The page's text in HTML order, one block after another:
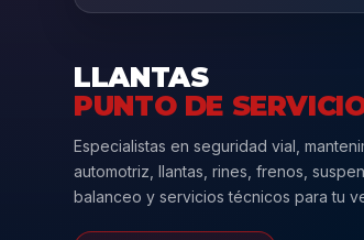
LLANTAS
PUNTO DE
Especialistas en seguridad vial,
automotriz, llantas, rines, frenos,
balanceo y servicios técnicos para tu